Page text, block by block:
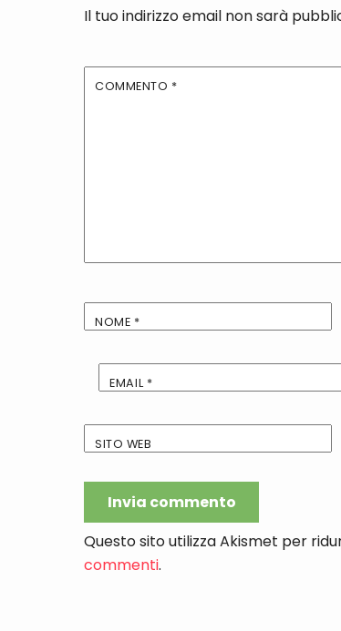
Il tuo indirizzo email non sarà
COMMENTO *
NOME *
EMAIL *
SITO WEB
Questo sito utilizza Akismet per
commenti.